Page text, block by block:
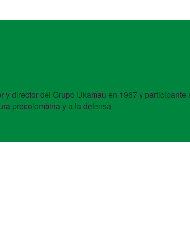
director del Grupo Ukamau en 1967 y
precolombina y a la defensa